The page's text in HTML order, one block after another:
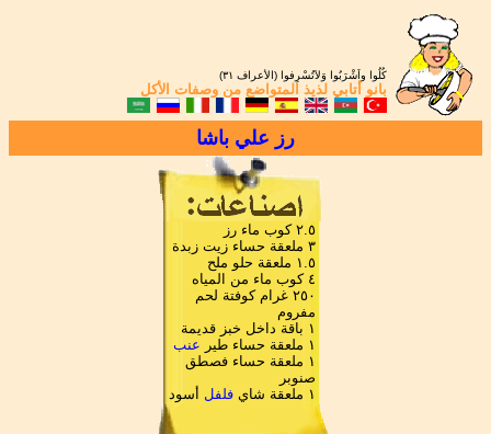
كُلُوا واَشْرَبُوا وَلاَتُسْرِفوا (الأعراف ٣١)
بانو أتابي لذيذ المتواضع من وصفات الأكل
رز علي باشا
٢.٥ كوب ماء رز
٣ ملعقة حساء زيت زبدة
١.٥ ملعقة حلو ملح
٤ كوب ماء من المياه
٢٥٠ غرام كوفتة لحم
مفروم
١ باقة داخل خبز قديمة
١ ملعقة حساء طير
عنب
١ ملعقة حساء فصطق
صنوبر
١ ملعقة شاي
فلفل أسود